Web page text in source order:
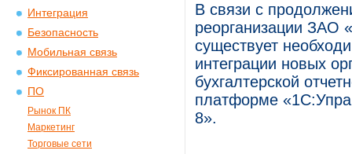
Интеграция
Безопасность
Мобильная связь
Фиксированная связь
ПО
Рынок ПК
Маркетинг
Торговые сети
В связи с
реорганизации ЗАО
существует
интеграции новых
бухгалтерской
платформе
8».